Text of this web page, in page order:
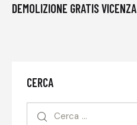
DEMOLIZIONE GRATIS VICENZA
CERCA